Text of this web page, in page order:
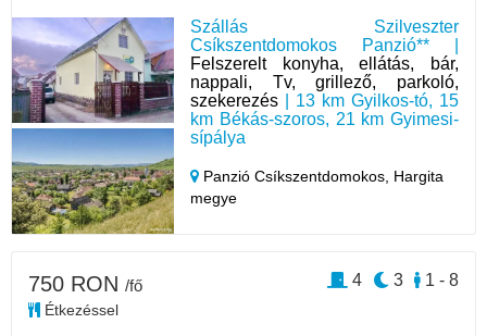
Szállás Szilveszter
Csíkszentdomokos Panzió** |
Felszerelt konyha, ellátás, bár,
nappali, Tv, grillező, parkoló,
szekerezés | 13 km Gyilkos-tó, 15
km Békás-szoros, 21 km Gyimesi-
sípálya
Panzió Csíkszentdomokos, Hargita
megye
750 RON /fő
Étkezéssel
1 - 8
3
4